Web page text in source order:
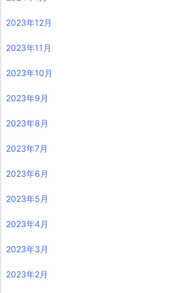
2023年12月
2023年11月
2023年10月
2023年9月
2023年8月
2023年7月
2023年6月
2023年5月
2023年4月
2023年3月
2023年2月